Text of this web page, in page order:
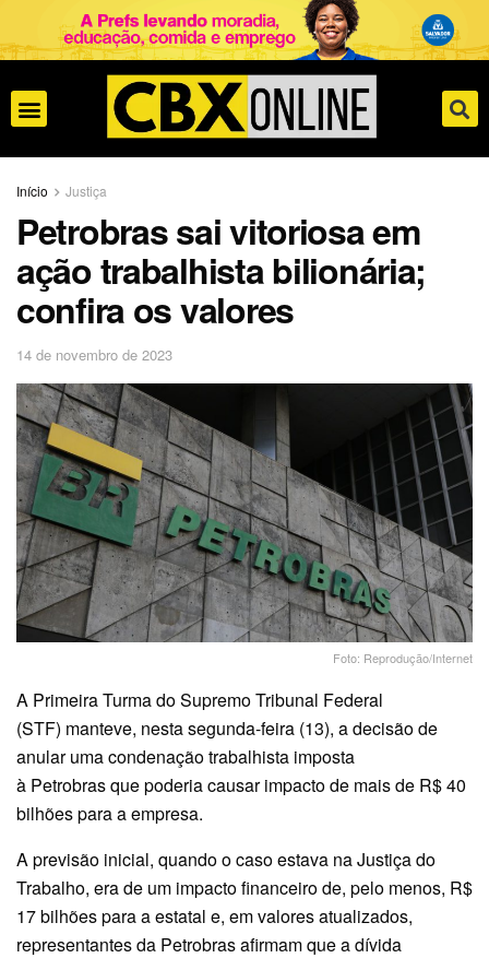
Início Justiça
Petrobras sai vitoriosa em
ação trabalhista bilionária;
confira os valores
14 de novembro de 2023
Foto: Reprodução/Internet
A Primeira Turma do Supremo Tribunal Federal
(STF) manteve, nesta segunda-feira (13), a decisão de
anular uma condenação trabalhista imposta
à Petrobras que poderia causar impacto de mais de R$ 40
bilhões para a empresa.
A previsão inicial, quando o caso estava na Justiça do
Trabalho, era de um impacto financeiro de, pelo menos, R$
17 bilhões para a estatal e, em valores atualizados,
representantes da Petrobras afirmam que a dívida